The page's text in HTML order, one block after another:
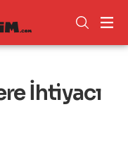
İhtiyacı